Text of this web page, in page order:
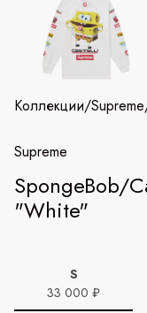
Коллекции/Supreme
Supreme
SpongeBob/
"White"
S
33 000 ₽